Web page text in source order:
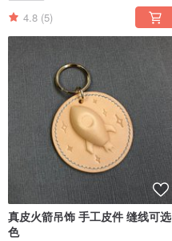
4.8 (5)
真皮火箭吊饰 手工皮件 缝线可选
色